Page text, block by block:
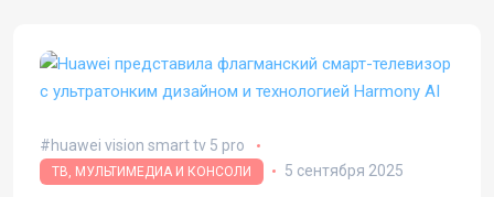
huawei vision smart tv 5 pro
ТВ, МУЛЬТИМЕДИА И КОНСОЛИ 5 сентября 2025